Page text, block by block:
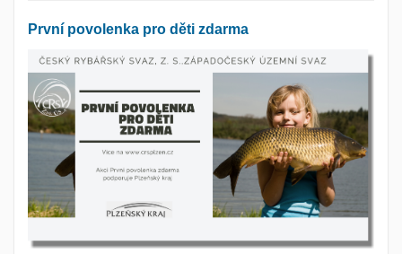
První povolenka pro děti zdarma